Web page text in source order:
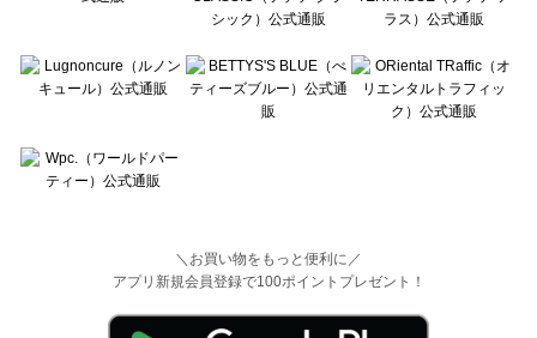
＼お買い物をもっと便利に／
アプリ新規会員登録で100ポイントプレゼント！